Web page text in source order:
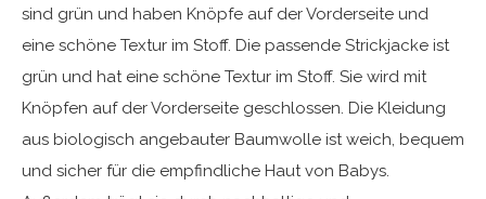
sind grün und haben Knöpfe auf der Vorderseite und
eine schöne Textur im Stoff. Die passende Strickjacke ist
grün und hat eine schöne Textur im Stoff. Sie wird mit
Knöpfen auf der Vorderseite geschlossen. Die Kleidung
aus biologisch angebauter Baumwolle ist weich, bequem
und sicher für die empfindliche Haut von Babys.